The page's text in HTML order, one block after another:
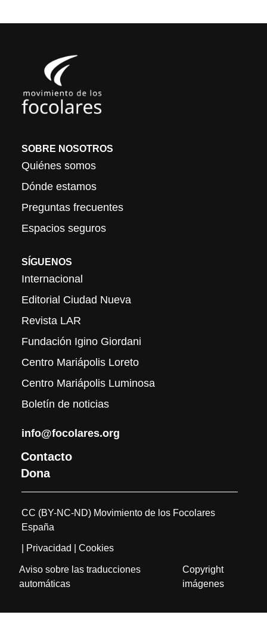
SOBRE NOSOTROS
Quiénes somos
Dónde estamos
Preguntas frecuentes
Espacios seguros
SÍGUENOS
Internacional
Editorial Ciudad Nueva
Revista LAR
Fundación Igino Giordani
Centro Mariápolis Loreto
Centro Mariápolis Luminosa
Boletín de noticias
info@focolares.org
Contacto
Dona
CC (BY-NC-ND) Movimiento de los Focolares
España
| Privacidad | Cookies
Aviso sobre las traducciones
automáticas
Copyright
imágenes